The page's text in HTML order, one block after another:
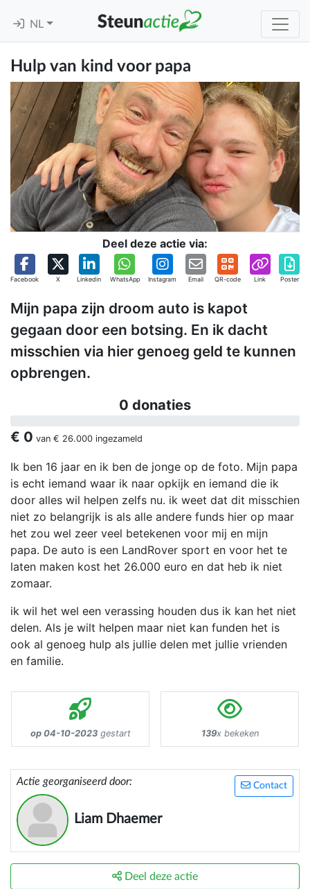
NL
Hulp van kind voor papa
Deel deze actie via:
Facebook X Linkedin WhatsApp Instagram Email QR-code Link Poster
Mijn papa zijn droom auto is kapot
gegaan door een botsing. En ik dacht
misschien via hier genoeg geld te kunnen
opbrengen.
0 donaties
€ 0 van € 26.000 ingezameld
Ik ben 16 jaar en ik ben de jonge op de foto. Mijn papa
is echt iemand waar ik naar opkijk en iemand die ik
door alles wil helpen zelfs nu. ik weet dat dit misschien
niet zo belangrijk is als alle andere funds hier op maar
het zou wel zeer veel betekenen voor mij en mijn
papa. De auto is een LandRover sport en voor het te
laten maken kost het 26.000 euro en dat heb ik niet
zomaar.
ik wil het wel een verassing houden dus ik kan het niet
delen. Als je wilt helpen maar niet kan funden het is
ook al genoeg hulp als jullie delen met jullie vrienden
en familie.
op 04-10-2023gestart 139x bekeken
Contact
Actie georganiseerd door:
Liam Dhaemer
Deel deze actie